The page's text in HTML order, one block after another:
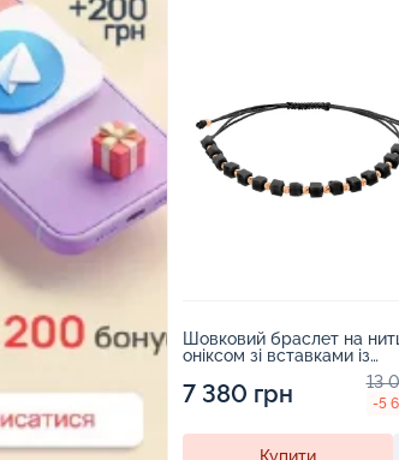
Шовковий браслет на
оніксом зі вставками із
червоного золота -
7 380 грн 13
-5
Купити